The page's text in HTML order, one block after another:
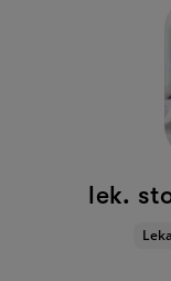
lek.